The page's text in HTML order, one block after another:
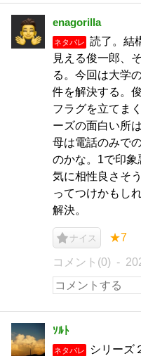
enagorilla
ネタバレ
読了。結
見える俊一郎、
る。今回は大学
件を解決する。
フラグを立てま
ーズの面白い所
母は電話のみで
のかな。1で印象
気に相性良さそ
ってつけかもし
解決。
ナイス ★7
コメント(0)
ｿﾙﾄ
ネタバレ
シリーズ